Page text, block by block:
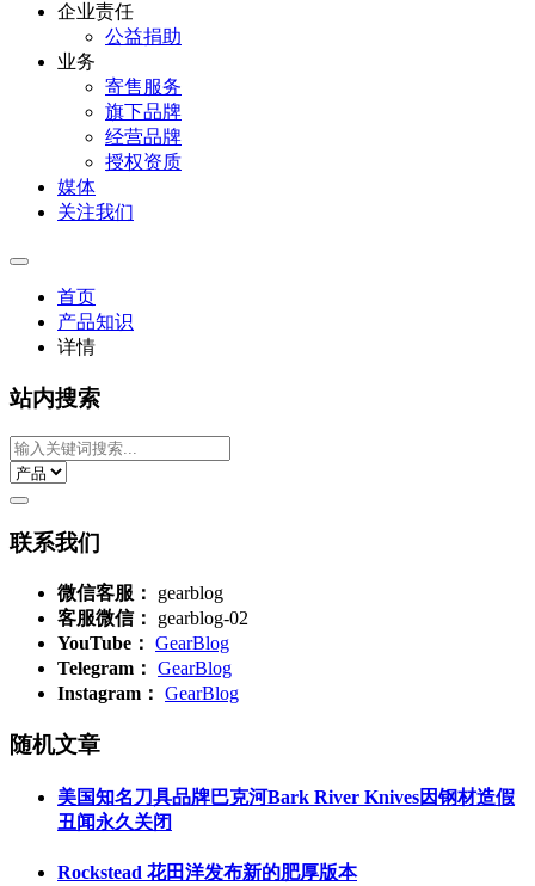
企业责任
公益捐助
业务
寄售服务
旗下品牌
经营品牌
授权资质
媒体
关注我们
首页
产品知识
详情
站内搜索
联系我们
微信客服：
gearblog
客服微信：
gearblog-02
YouTube： GearBlog
Telegram： GearBlog
Instagram： GearBlog
随机文章
美国知名刀具品牌巴克河Bark River Knives因钢材造假
丑闻永久关闭
Rockstead 花田洋发布新的肥厚版本